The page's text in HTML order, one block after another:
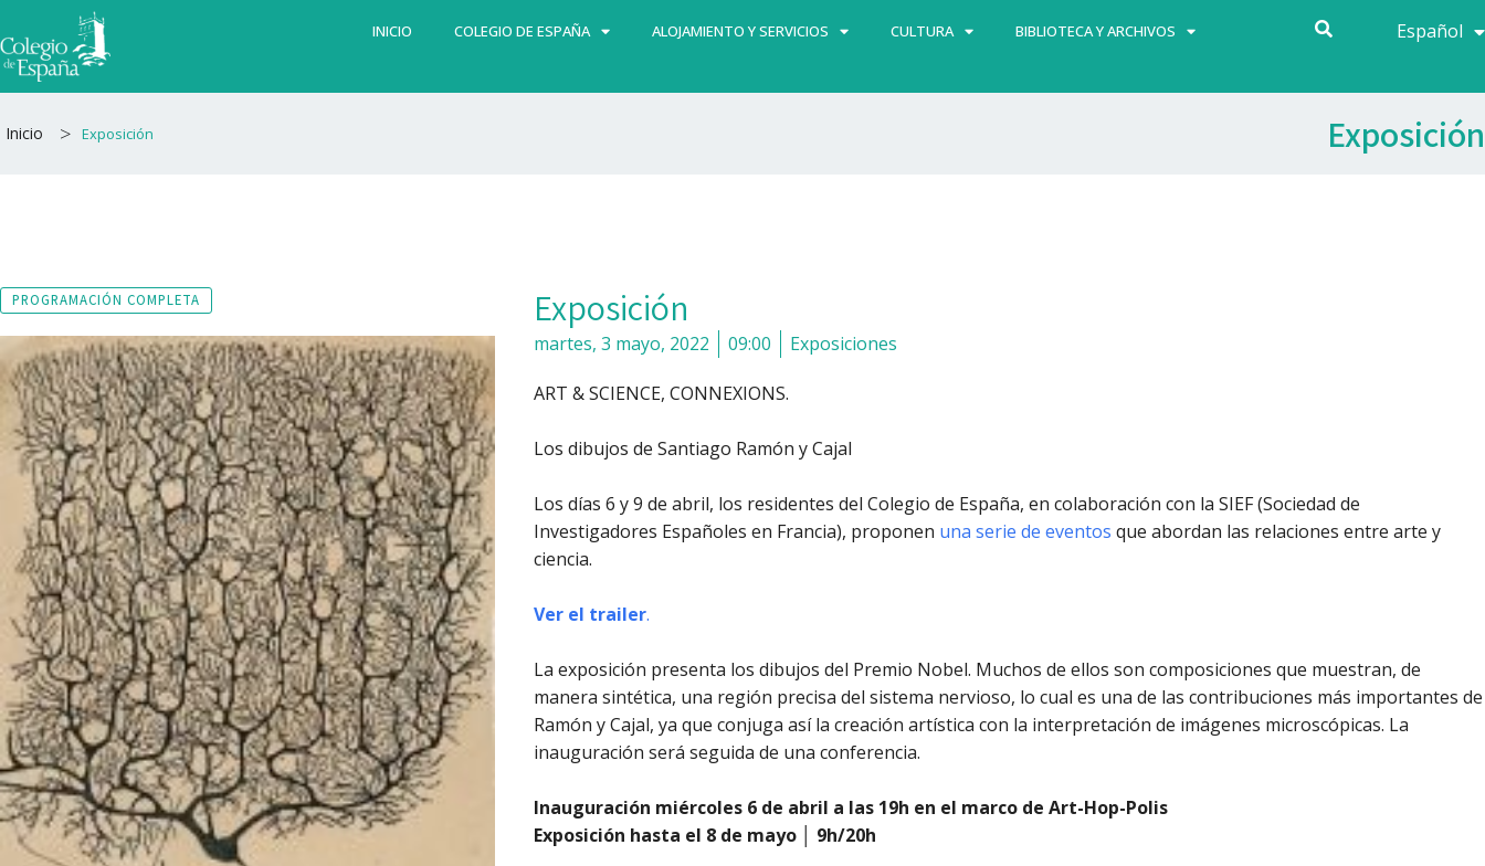
al
contenido
INICIO COLEGIO DE ESPAÑA ALOJAMIENTO Y SERVICIOS CULTURA BIBLIOTECA Y ARCHIVOS Español
Français
Inicio > Exposición Exposición
PROGRAMACIÓN COMPLETA Exposición
martes, 3 mayo, 2022 09:00 Exposiciones
ART & SCIENCE, CONNEXIONS.
Los dibujos de Santiago Ramón y Cajal
Los días 6 y 9 de abril, los residentes del Colegio de España, en colaboración con la SIEF (Sociedad de
Investigadores Españoles en Francia), proponen una serie de eventos que abordan las relaciones entre arte y
ciencia.
Ver el trailer.
La exposición presenta los dibujos del Premio Nobel. Muchos de ellos son composiciones que muestran, de
manera sintética, una región precisa del sistema nervioso, lo cual es una de las contribuciones más importantes de
Ramón y Cajal, ya que conjuga así la creación artística con la interpretación de imágenes microscópicas. La
inauguración será seguida de una conferencia.
Inauguración miércoles 6 de abril a las 19h en el marco de Art-Hop-Polis
Exposición hasta el 8 de mayo │ 9h/20h